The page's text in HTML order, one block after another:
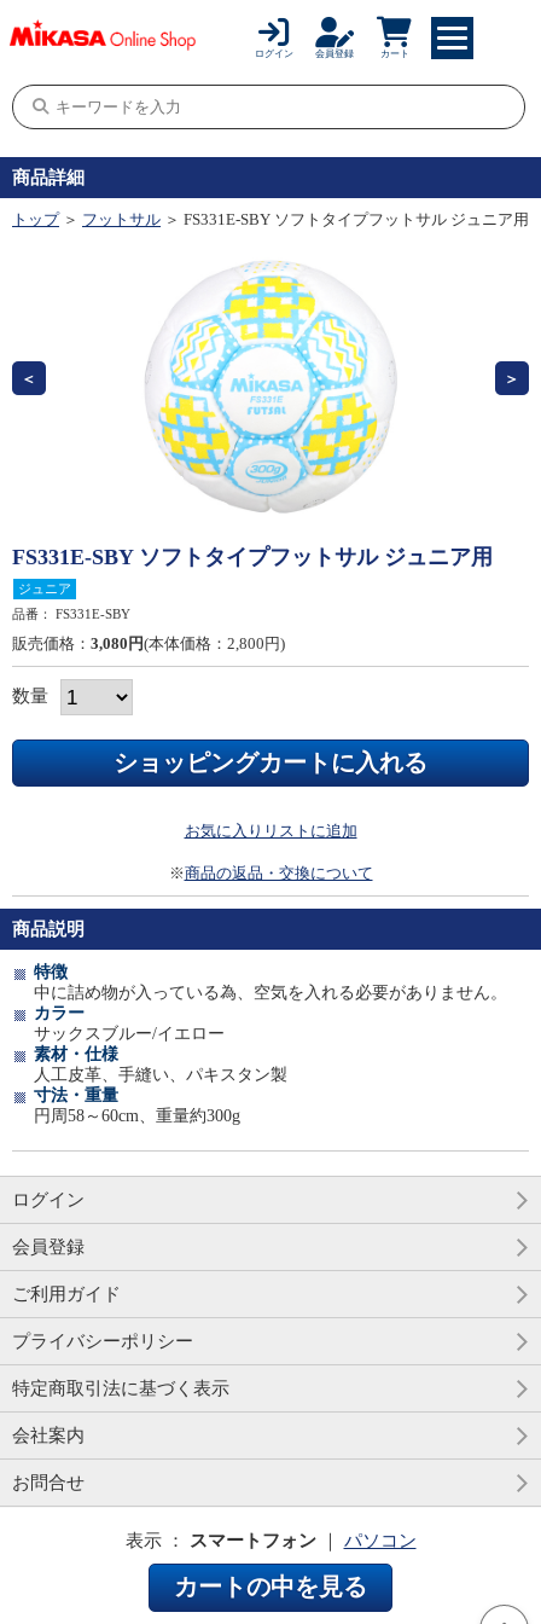
ログイン 会員登録 カート
商品詳細
トップ ＞ フットサル ＞ FS331E-SBY ソフトタイプフットサル ジュニア用
FS331E-SBY ソフトタイプフットサル ジュニア用
ジュニア
品番：
FS331E-SBY
販売価格： 3,080円(本体価格：2,800円)
数量
お気に入りリストに追加
※商品の返品・交換について
商品説明
特徴
中に詰め物が入っている為、空気を入れる必要がありません。
カラー
サックスブルー/イエロー
素材・仕様
人工皮革、手縫い、パキスタン製
寸法・重量
円周58～60cm、重量約300g
ログイン
会員登録
ご利用ガイド
プライバシーポリシー
特定商取引法に基づく表示
会社案内
お問合せ
表示 ： スマートフォン｜ パソコン
カートの中を見る